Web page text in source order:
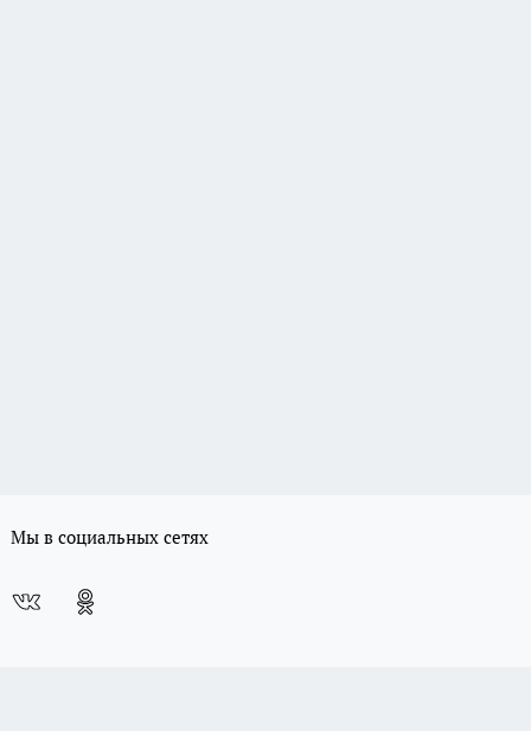
Мы в социальных сетях